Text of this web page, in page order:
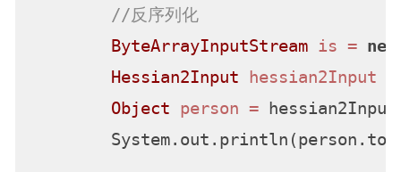
//反序列化
ByteArrayInputStream is = new
Hessian2Input hessian2Input
Object person =